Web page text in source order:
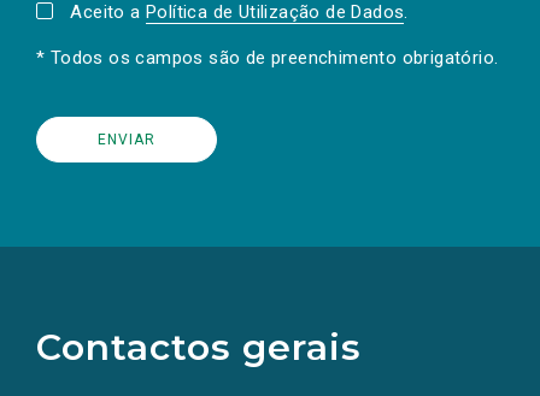
Aceito a Política de Utilização de Dados.
* Todos os campos são de preenchimento obrigatório.
Contactos gerais
redes
sociais